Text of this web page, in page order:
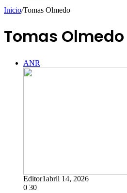
Inicio/Tomas Olmedo
Tomas Olmedo
ANR
Editor1abril 14, 2026
0 30